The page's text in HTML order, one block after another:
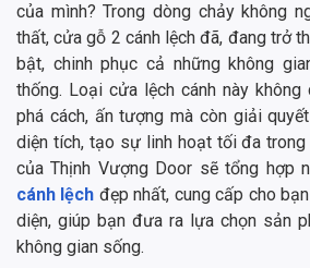
của mình? Trong dòng chảy không
thất, cửa gỗ 2 cánh lệch đã, đang trở
bật, chinh phục cả những không
thống. Loại cửa lệch cánh này
phá cách, ấn tượng mà còn giải
diện tích, tạo sự linh hoạt tối đa
của Thịnh Vượng Door sẽ tổng hợp
cánh lệch đẹp nhất, cung cấp cho
diện, giúp bạn đưa ra lựa chọn sản
không gian sống.